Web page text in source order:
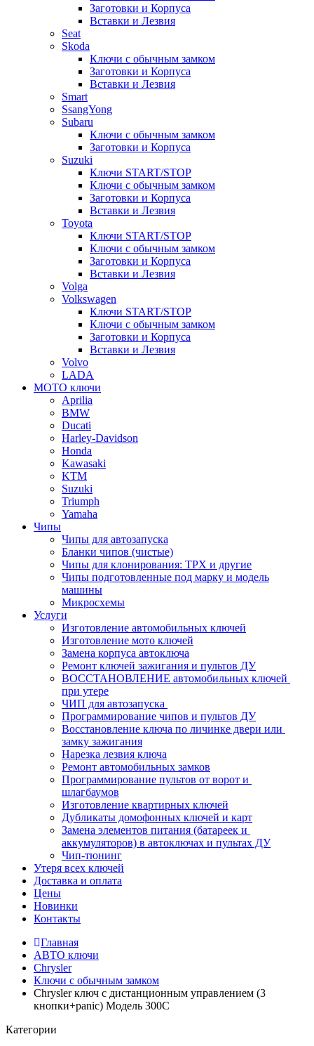
Заготовки и Корпуса
Вставки и Лезвия
Seat
Skoda
Ключи с обычным замком
Заготовки и Корпуса
Вставки и Лезвия
Smart
SsangYong
Subaru
Ключи с обычным замком
Заготовки и Корпуса
Suzuki
Ключи START/STOP
Ключи с обычным замком
Заготовки и Корпуса
Вставки и Лезвия
Toyota
Ключи START/STOP
Ключи с обычным замком
Заготовки и Корпуса
Вставки и Лезвия
Volga
Volkswagen
Ключи START/STOP
Ключи с обычным замком
Заготовки и Корпуса
Вставки и Лезвия
Volvo
LADA
МОТО ключи
Aprilia
BMW
Ducati
Harley-Davidson
Honda
Kawasaki
KTM
Suzuki
Triumph
Yamaha
Чипы
Чипы для автозапуска
Бланки чипов (чистые)
Чипы для клонирования: TPX и другие
Чипы подготовленные под марку и модель
машины
Микросхемы
Услуги
Изготовление автомобильных ключей
Изготовление мото ключей
Замена корпуса автоключа
Ремонт ключей зажигания и пультов ДУ
ВОССТАНОВЛЕНИЕ автомобильных ключей
при утере
ЧИП для автозапуска
Программирование чипов и пультов ДУ
Восстановление ключа по личинке двери или
замку зажигания
Нарезка лезвия ключа
Ремонт автомобильных замков
Программирование пультов от ворот и
шлагбаумов
Изготовление квартирных ключей
Дубликаты домофонных ключей и карт
Замена элементов питания (батареек и
аккумуляторов) в автоключах и пультах ДУ
Чип-тюнинг
Утеря всех ключей
Доставка и оплата
Цены
Новинки
Контакты
Главная
АВТО ключи
Chrysler
Ключи с обычным замком
Chrysler ключ с дистанционным управлением (3
кнопки+panic) Модель 300С
Категории